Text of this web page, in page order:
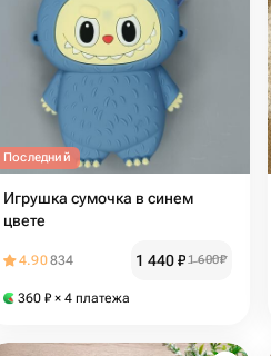
Последний
Игрушка сумочка в синем
цвете
4.90834 1 440₽1 600₽
360 ₽ × 4 платежа